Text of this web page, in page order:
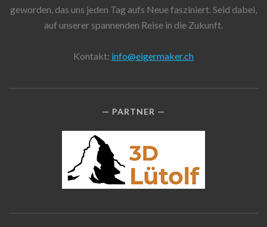
geworden, das uns jeden Tag aufs Neue fasziniert. Seid dabei,
auf unserer spannenden Reise in die Zukunft.
Kontakt: info@eigermaker.ch
PARTNER